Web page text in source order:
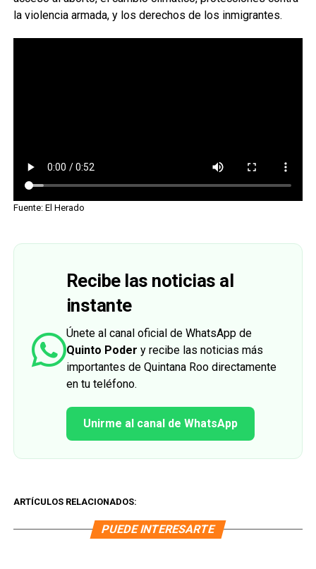
la violencia armada, y los derechos de los inmigrantes.
Fuente: El Herado
Recibe las noticias al
instante
Únete al canal oficial de WhatsApp de
Quinto Poder y recibe las noticias más
importantes de Quintana Roo directamente
en tu teléfono.
Unirme al canal de WhatsApp
ARTÍCULOS RELACIONADOS:
PUEDE INTERESARTE